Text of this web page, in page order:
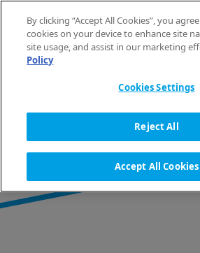
FR
ACCUEIL
DOCUMENTATION
By clicking “Accept All Cookies”, you
cookies on your device to enhance site
site usage, and assist in our marketing
Policy
Cookies Settings
Reject All
Accept All Cookies